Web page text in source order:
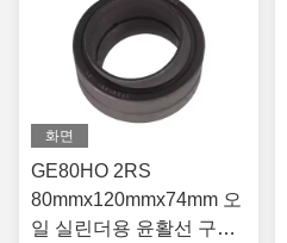
화면
GE80HO 2RS
80mmx120mmx74mm 오
일 실린더용 윤활선 구형